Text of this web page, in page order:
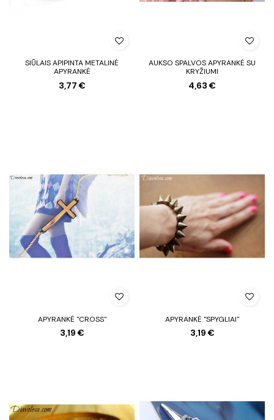
SIŪLAIS APIPINTA METALINĖ
APYRANKĖ
3,77 €
AUKSO SPALVOS APYRANKĖ SU
KRYŽIUMI
4,63 €
APYRANKĖ "CROSS"
3,19 €
APYRANKĖ "SPYGLIAI"
3,19 €